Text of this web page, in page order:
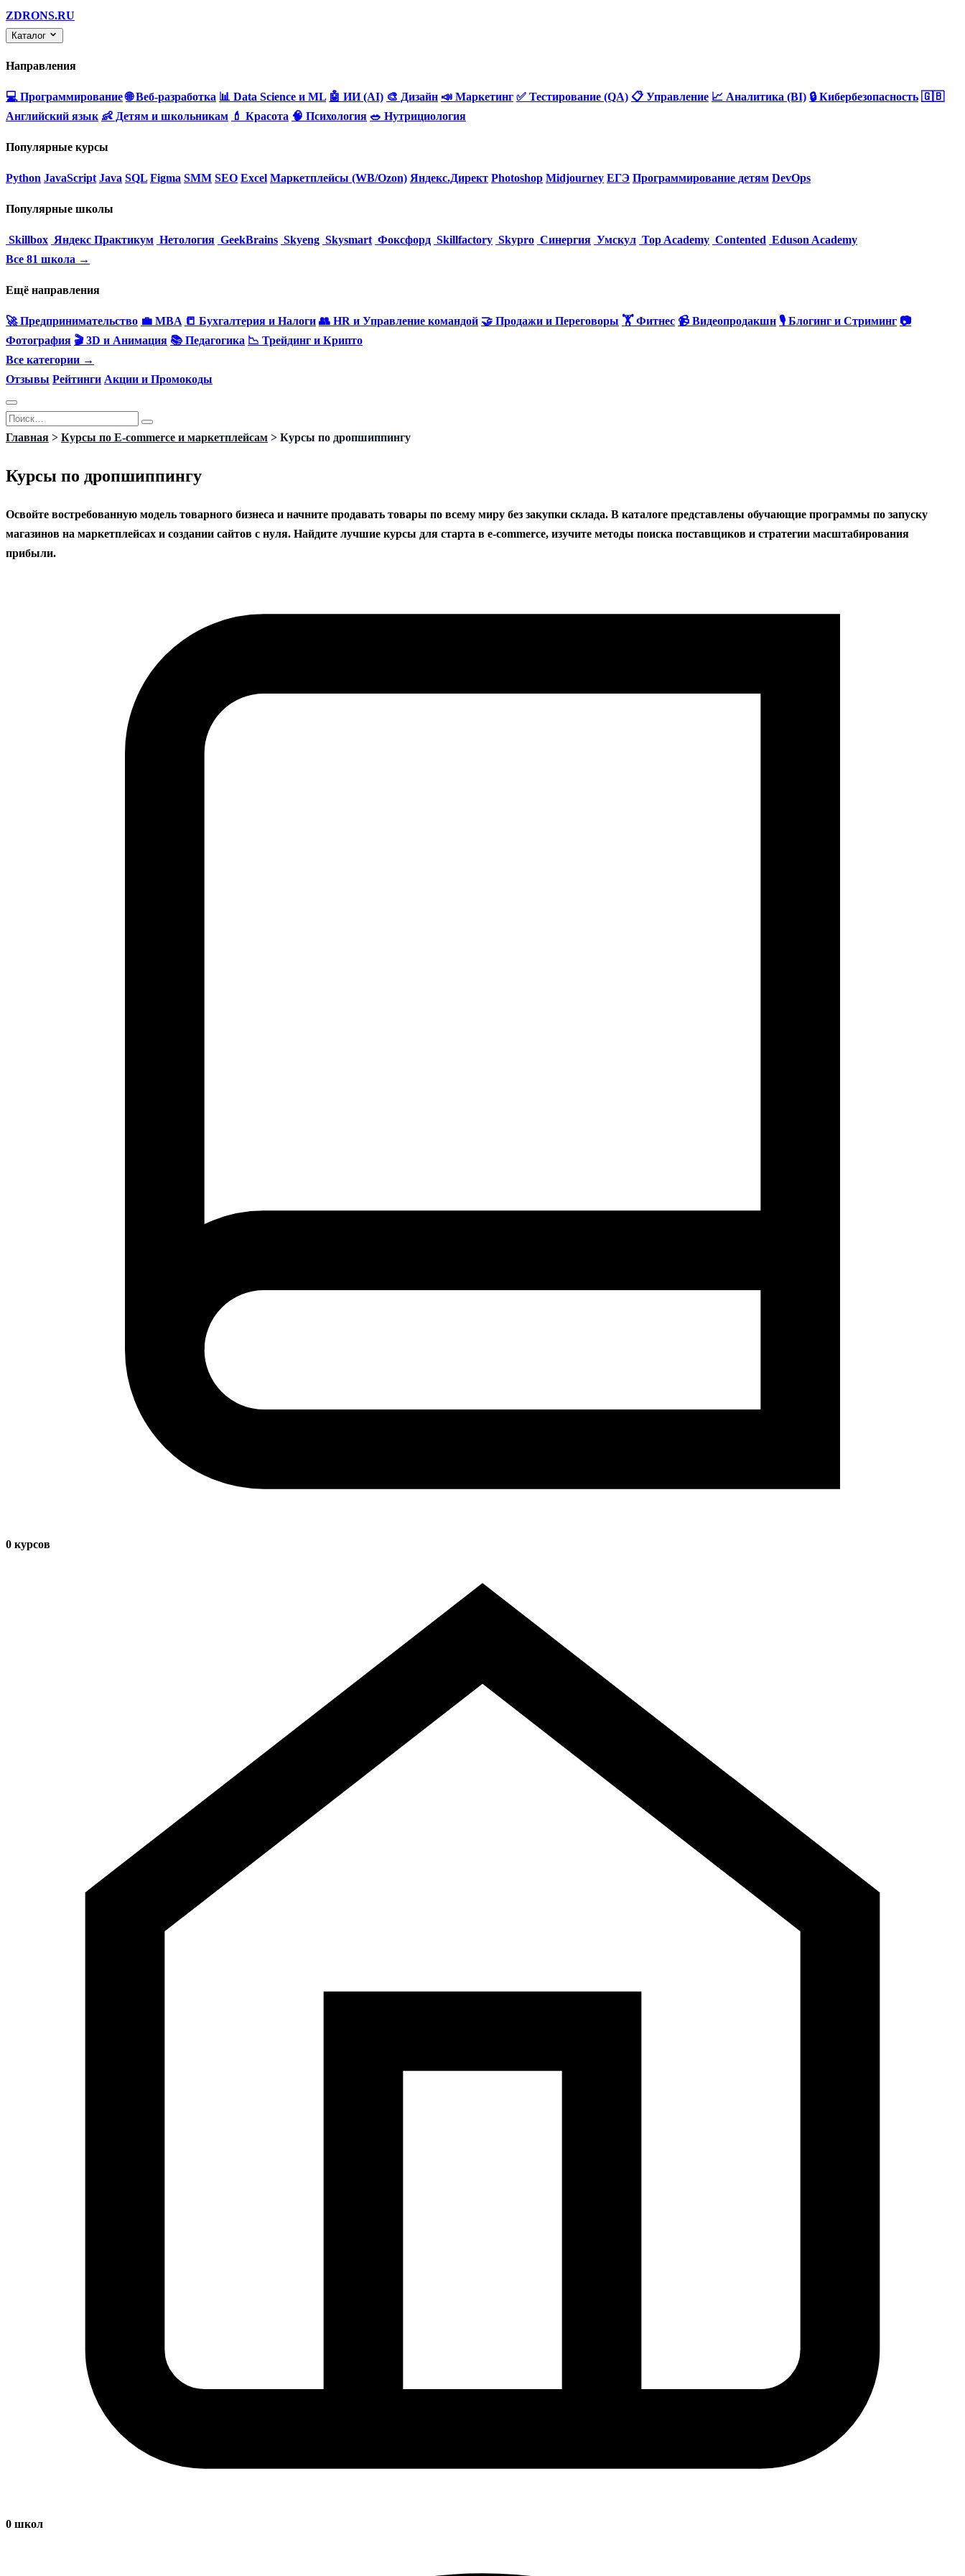
ZDRONS.RU
Каталог
Направления
💻 Программирование 🌐 Веб-разработка 📊 Data Science и ML 🤖 ИИ (AI) 🎨 Дизайн 📣 Маркетинг ✅ Тестирование (QA) 📋 Управление 📈 Аналитика (BI) 🔒 Кибербезопасность 🇬🇧
Английский язык 👶 Детям и школьникам 💄 Красота 🧠 Психология 🥗 Нутрициология
Популярные курсы
Python JavaScript Java SQL Figma SMM SEO Excel Маркетплейсы (WB/Ozon) Яндекс.Директ Photoshop Midjourney ЕГЭ Программирование детям DevOps
Популярные школы
Skillbox Яндекс Практикум Нетология GeekBrains Skyeng Skysmart Фоксфорд Skillfactory Skypro Синергия Умскул Top Academy Contented Eduson Academy
Все 81 школа →
Ещё направления
🚀 Предпринимательство 💼 MBA 📒 Бухгалтерия и Налоги 👥 HR и Управление командой 🤝 Продажи и Переговоры 🏋️ Фитнес 📹 Видеопродакшн 🎙 Блогинг и Стриминг 📷
Фотография 🎬 3D и Анимация 📚 Педагогика 📉 Трейдинг и Крипто
Все категории →
Отзывы Рейтинги Акции и Промокоды
Перейти
к
Search
for:
Главная > Курсы по E-commerce и маркетплейсам > Курсы по дропшиппингу
Курсы по дропшиппингу
Освойте востребованную модель товарного бизнеса и начните продавать товары по всему миру без закупки склада. В каталоге представлены обучающие программы по запуску
магазинов на маркетплейсах и создании сайтов с нуля. Найдите лучшие курсы для старта в e-commerce, изучите методы поиска поставщиков и стратегии масштабирования
прибыли.
0 курсов
0 школ